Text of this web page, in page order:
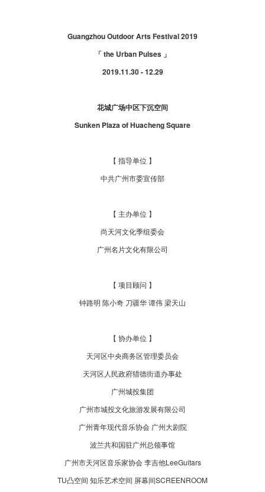
Guangzhou Outdoor Arts Festival 2019
「 the Urban Pulses 」
2019.11.30 - 12.29
花城广场中区下沉空间
Sunken Plaza of Huacheng Square
【 指导单位 】
中共广州市委宣传部
【 主办单位 】
尚天河文化季组委会
广州名片文化有限公司
【 项目顾问 】
钟路明 陈小奇 刀疆华 谭伟 梁天山
【 协办单位 】
天河区中央商务区管理委员会
天河区人民政府猎德街道办事处
广州城投集团
广州市城投文化旅游发展有限公司
广州青年现代音乐协会 广州大剧院
波兰共和国驻广州总领事馆
广州市天河区音乐家协会 李吉他LeeGuitars
TU凸空间 知乐艺术空间 屏幕间SCREENROOM